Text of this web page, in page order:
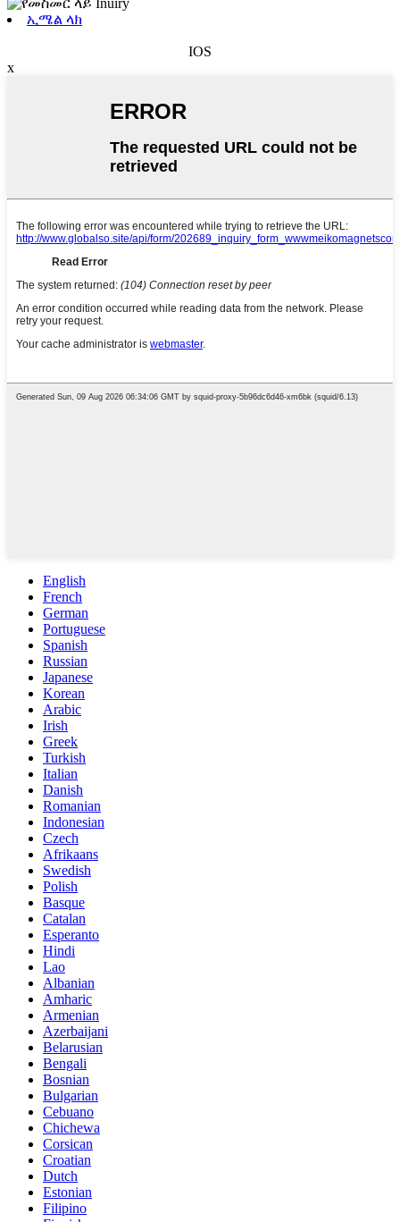
ኢሜል ላክ
IOS
x
English
French
German
Portuguese
Spanish
Russian
Japanese
Korean
Arabic
Irish
Greek
Turkish
Italian
Danish
Romanian
Indonesian
Czech
Afrikaans
Swedish
Polish
Basque
Catalan
Esperanto
Hindi
Lao
Albanian
Amharic
Armenian
Azerbaijani
Belarusian
Bengali
Bosnian
Bulgarian
Cebuano
Chichewa
Corsican
Croatian
Dutch
Estonian
Filipino